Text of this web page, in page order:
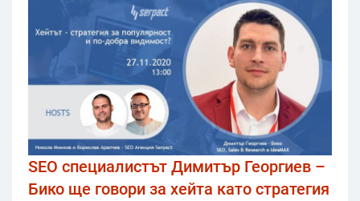
SEO специалистът Димитър Георгиев –
Бико ще говори за хейта като стратегия